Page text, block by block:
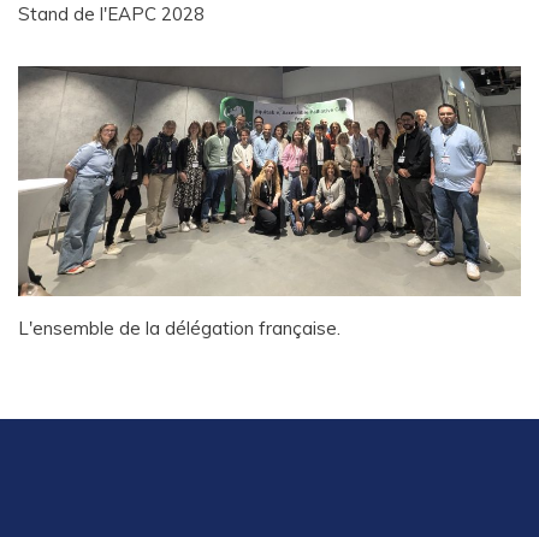
Stand de l'EAPC 2028
L'ensemble de la délégation française.